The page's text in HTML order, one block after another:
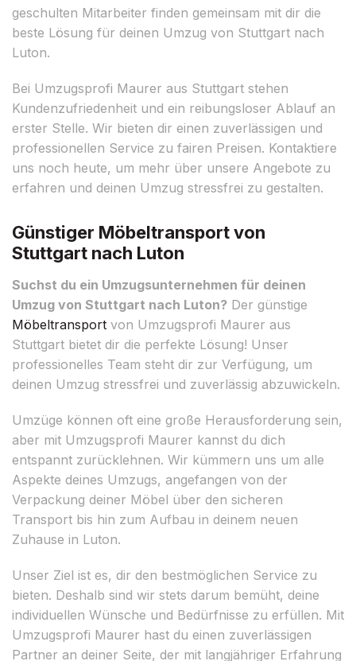
geschulten Mitarbeiter finden gemeinsam mit dir die
beste Lösung für deinen Umzug von Stuttgart nach
Luton.
Bei Umzugsprofi Maurer aus Stuttgart stehen
Kundenzufriedenheit und ein reibungsloser Ablauf an
erster Stelle. Wir bieten dir einen zuverlässigen und
professionellen Service zu fairen Preisen. Kontaktiere
uns noch heute, um mehr über unsere Angebote zu
erfahren und deinen Umzug stressfrei zu gestalten.
Günstiger Möbeltransport von
Stuttgart nach Luton
Suchst du ein Umzugsunternehmen für deinen
Umzug von Stuttgart nach Luton? Der günstige
Möbeltransport von Umzugsprofi Maurer aus
Stuttgart bietet dir die perfekte Lösung! Unser
professionelles Team steht dir zur Verfügung, um
deinen Umzug stressfrei und zuverlässig abzuwickeln.
Umzüge können oft eine große Herausforderung sein,
aber mit Umzugsprofi Maurer kannst du dich
entspannt zurücklehnen. Wir kümmern uns um alle
Aspekte deines Umzugs, angefangen von der
Verpackung deiner Möbel über den sicheren
Transport bis hin zum Aufbau in deinem neuen
Zuhause in Luton.
Unser Ziel ist es, dir den bestmöglichen Service zu
bieten. Deshalb sind wir stets darum bemüht, deine
individuellen Wünsche und Bedürfnisse zu erfüllen. Mit
Umzugsprofi Maurer hast du einen zuverlässigen
Partner an deiner Seite, der mit langjähriger Erfahrung